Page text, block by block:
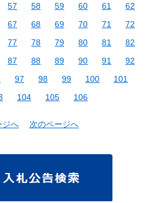
57 58 59 60 61
62
67 68 69 70 71
72
77 78 79 80 81
82
87 88 89 90 91
92
97 98 99 100
101
104 105 106
ジへ 次のページへ